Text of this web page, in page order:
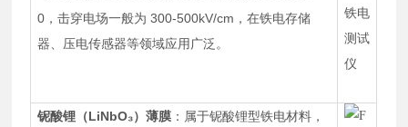
0 ，击穿电场一般为300-500kV/cm ，在铁电存储
器、压电传感器等领域应用广泛。
铌酸锂（LiNbO₃）薄膜 ：属于铌酸锂型铁电材料，